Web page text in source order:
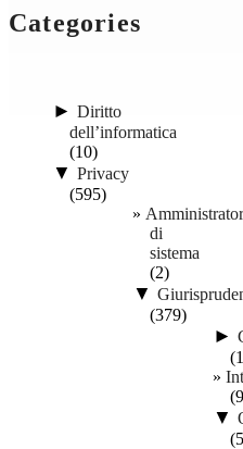
Categories
► Diritto
dell’informatica
(10)
▼ Privacy
(595)
di
sistema
(2)
▼
(379)
►
▼